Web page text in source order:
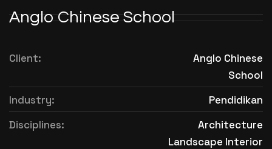
Anglo Chinese School
Client:
Anglo Chinese
School
Industry:
Pendidikan
Disciplines:
Architecture
Landscape Interior